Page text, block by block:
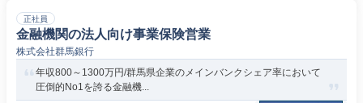
正社員
金融機関の法人向け事業保険営業
株式会社群馬銀行
年収800～1300万円/群馬県企業のメインバンクシェア率において
圧倒的No1を誇る金融機...